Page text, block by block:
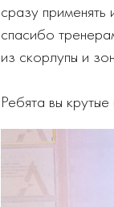
сразу
спасибо
из скорлупы и
Ребята вы